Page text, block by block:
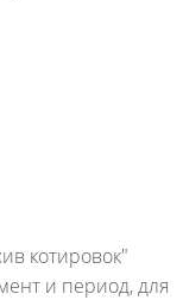
котировок"
и период, для